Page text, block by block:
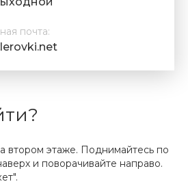
почта:
втором этаже. Поднимайтесь по
и поворачивайте направо.